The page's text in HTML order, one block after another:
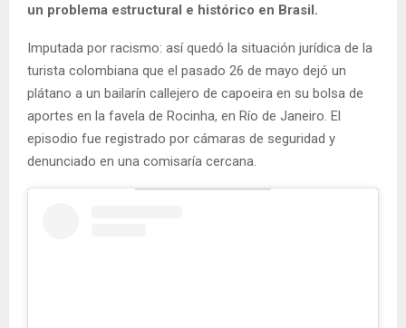
un problema estructural e histórico en Brasil.
Imputada por racismo: así quedó la situación jurídica de la
turista colombiana que el pasado 26 de mayo dejó un
plátano a un bailarín callejero de capoeira en su bolsa de
aportes en la favela de Rocinha, en Río de Janeiro. El
episodio fue registrado por cámaras de seguridad y
denunciado en una comisaría cercana.